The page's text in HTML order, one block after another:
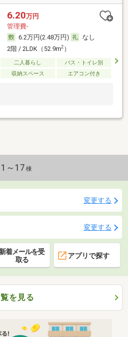
6.20万円
管理費-
6.2万円(2.48万円)
なし
2階 / 2LDK（52.9m2）
二人暮らし
バス・トイレ別
収納スペース エアコン付き
1～17 棟
変更する
変更する
新着メールを受
取る
アプリで探す
を見る